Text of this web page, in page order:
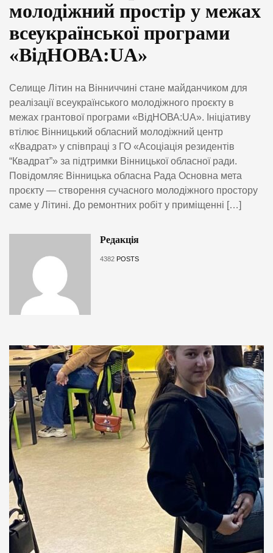
молодіжний простір у межах
всеукраїнської програми
«ВідНОВА:UA»
Селище Літин на Вінниччині стане майданчиком для
реалізації всеукраїнського молодіжного проєкту в
межах грантової програми «ВідНОВА:UA». Ініціативу
втілює Вінницький обласний молодіжний центр
«Квадрат» у співпраці з ГО «Асоціація резидентів
“Квадрат”» за підтримки Вінницької обласної ради.
Повідомляє Вінницька обласна Рада Основна мета
проєкту — створення сучасного молодіжного простору
саме у Літині. До ремонтних робіт у приміщенні […]
Редакція
4382 POSTS